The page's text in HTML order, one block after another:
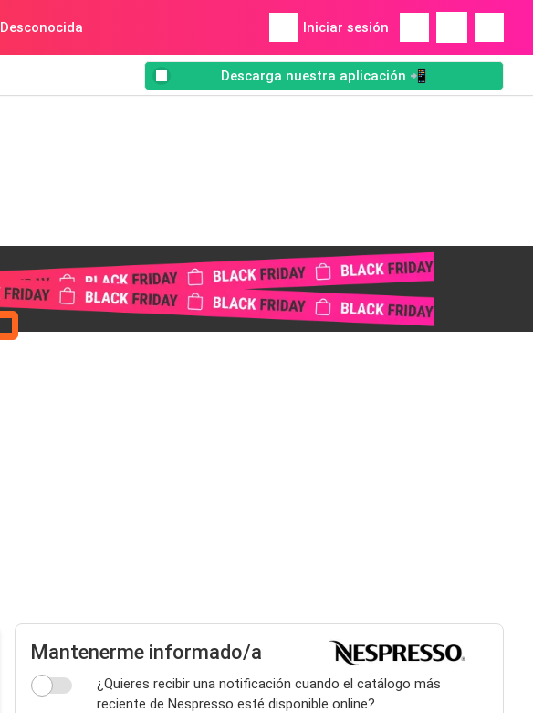
Desconocida Iniciar sesión
Descarga nuestra aplicación 📲
Mantenerme informado/a
¿Quieres recibir una notificación cuando el catálogo más
reciente de Nespresso esté disponible online?